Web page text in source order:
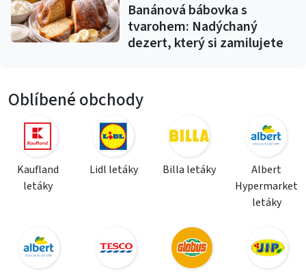
Banánová bábovka s
tvarohem: Nadýchaný
dezert, který si zamilujete
Oblíbené obchody
Kaufland
letáky
Lidl letáky Billa letáky
Albert
Hypermarket
letáky